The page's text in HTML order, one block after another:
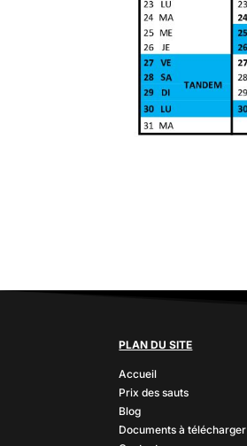
PLAN DU SITE
Accueil
Prix des sauts
Blog
Documents à télécharger